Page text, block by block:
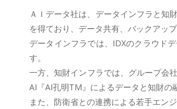
ＡＩデータ社は、データインフラと知
を得ており、データ共有、バックアッ
データインフラでは、IDXのクラウド
す。
一方、知財インフラでは、グループ会
AI『AI孔明TM』によるデータと知財の
また、防衛省との連携による若手エン